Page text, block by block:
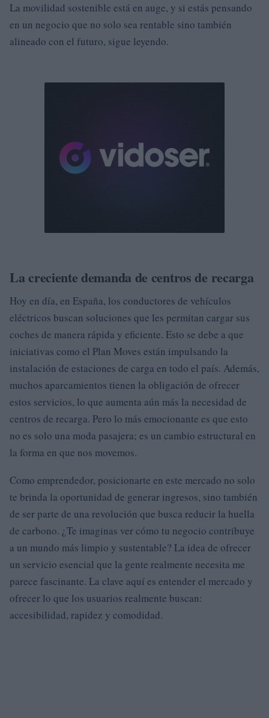
La movilidad sostenible está en auge, y si estás pensando
en un negocio que no solo sea rentable sino también
alineado con el futuro, sigue leyendo.
La creciente demanda de centros de recarga
Hoy en día, en España, los conductores de vehículos
eléctricos buscan soluciones que les permitan cargar sus
coches de manera rápida y eficiente. Esto se debe a que
iniciativas como el Plan Moves están impulsando la
instalación de estaciones de carga en todo el país. Además,
muchos aparcamientos tienen la obligación de ofrecer
estos servicios, lo que aumenta aún más la necesidad de
centros de recarga. Pero lo más emocionante es que esto
no es solo una moda pasajera; es un cambio estructural en
la forma en que nos movemos.
Como emprendedor, posicionarte en este mercado no solo
te brinda la oportunidad de generar ingresos, sino también
de ser parte de una revolución que busca reducir la huella
de carbono. ¿Te imaginas ver cómo tu negocio contribuye
a un mundo más limpio y sustentable? La idea de ofrecer
un servicio esencial que la gente realmente necesita me
parece fascinante. La clave aquí es entender el mercado y
ofrecer lo que los usuarios realmente buscan:
accesibilidad, rapidez y comodidad.